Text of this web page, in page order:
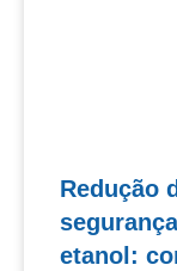
Redução
etanol: